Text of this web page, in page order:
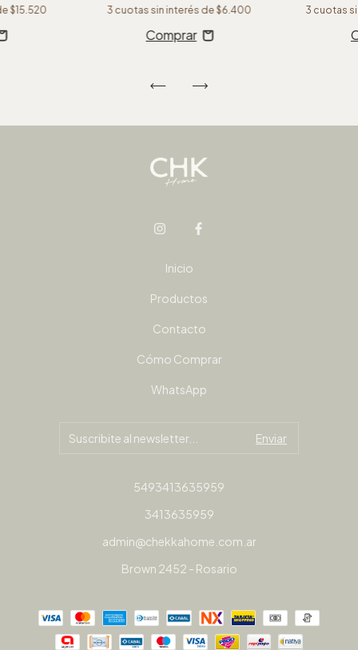
$15.520 3 cuotas sin interés de $6.400 3 cuotas
Inicio
Productos
Contacto
Cómo Comprar
WhatsApp
5493413635959
3413635959
admin@chekkahome.com.ar
Brown 2452 - Rosario